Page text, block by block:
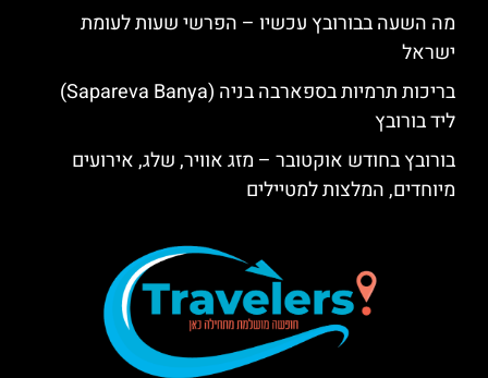
מה השעה בבורובץ עכשיו – הפרשי שעות לעומת
ישראל
בריכות תרמיות בספארבה בניה (Sapareva Banya)
ליד בורובץ
בורובץ בחודש אוקטובר – מזג אוויר, שלג, אירועים
מיוחדים, המלצות למטיילים